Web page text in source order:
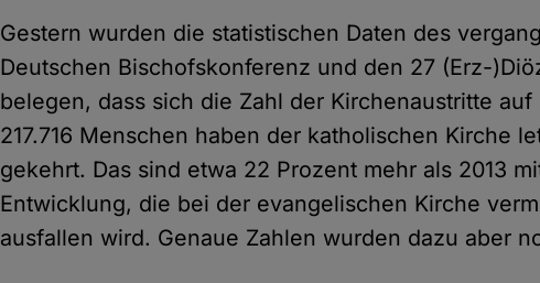
Gestern wurden die statistischen Daten des
Deutschen Bischofskonferenz und den 27 (Erz-
belegen, dass sich die Zahl der Kirchenaustritte
217.716 Menschen haben der katholischen Kirche
gekehrt. Das sind etwa 22 Prozent mehr als 2013
Entwicklung, die bei der evangelischen Kirche
ausfallen wird. Genaue Zahlen wurden dazu aber